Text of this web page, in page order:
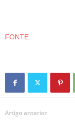
FONTE
Artigo anterior